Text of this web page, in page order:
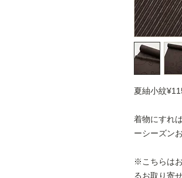
夏紬小紋
着物にすれ
ーシーズン
※こちらは
るお取り寄